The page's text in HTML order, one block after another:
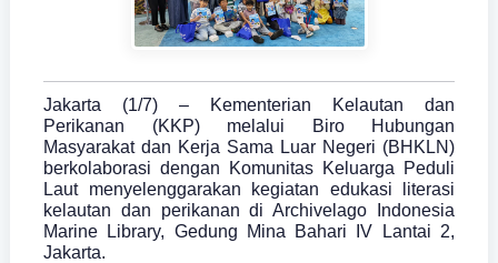
Jakarta (1/7) – Kementerian Kelautan dan
Perikanan (KKP) melalui Biro Hubungan
Masyarakat dan Kerja Sama Luar Negeri (BHKLN)
berkolaborasi dengan Komunitas Keluarga Peduli
Laut menyelenggarakan kegiatan edukasi literasi
kelautan dan perikanan di Archivelago Indonesia
Marine Library, Gedung Mina Bahari IV Lantai 2,
Jakarta.